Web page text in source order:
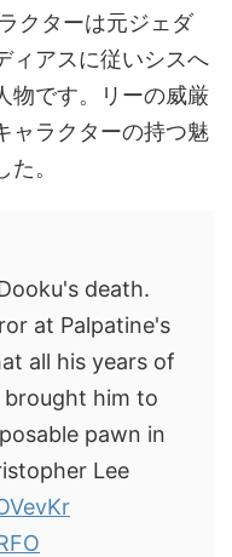
クターは元ジェダ
ィアスに従いシスへ
物です。リーの威厳
ャラクターの持つ魅
。
death.
at Palpatine's
all his years of
him to
pawn in
Lee